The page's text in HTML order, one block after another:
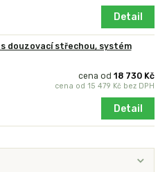
Detail
s douzovací střechou, systém
cena od18 730 Kč
cena od15 479 Kč bez DPH
Detail